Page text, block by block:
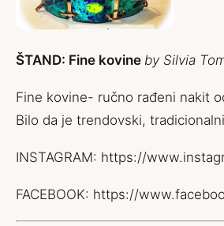
ŠTAND: Fine kovine by Silvia
Fine kovine- ručno rađeni nakit
Bilo da je trendovski,
INSTAGRAM: https://
FACEBOOK: https://